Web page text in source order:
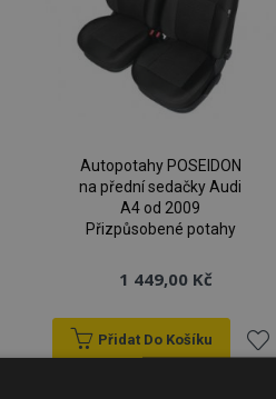
Autopotahy POSEIDON
na přední sedačky Audi
A4 od 2009
Přizpůsobené potahy
1 449,00 Kč
Přidat Do Košíku